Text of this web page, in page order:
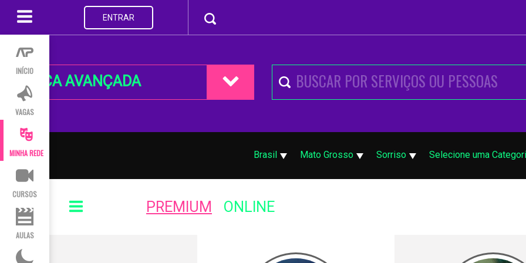
INÍCIO
VAGAS
MINHA REDE
CURSOS
AULAS
ENTRAR
BUSCA AVANÇADA
Brasil Mato Grosso Sorriso Selecione uma
PREMIUM ONLINE